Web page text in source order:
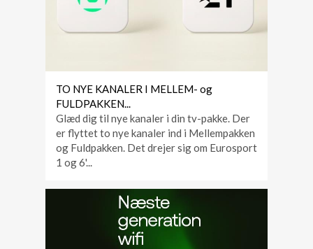
TO NYE KANALER I MELLEM- og
FULDPAKKEN...
Glæd dig til nye kanaler i din tv-pakke. Der
er flyttet to nye kanaler ind i Mellempakken
og Fuldpakken. Det drejer sig om Eurosport
1 og 6'...